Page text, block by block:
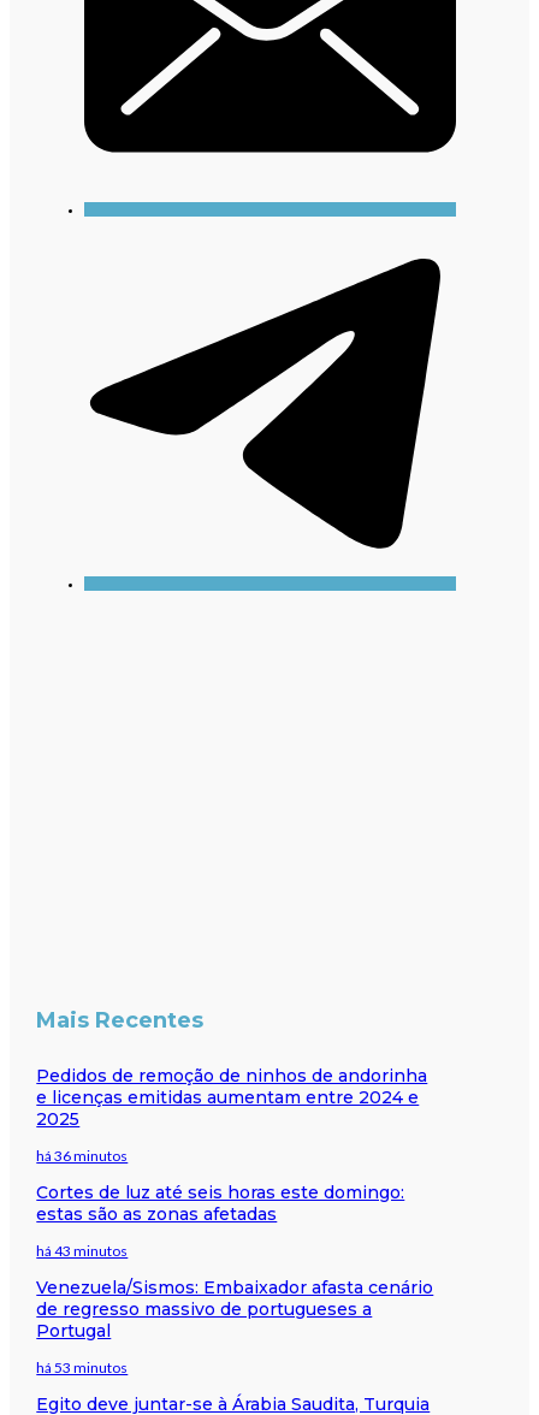
Mais Recentes
Pedidos de remoção de ninhos de andorinha
e licenças emitidas aumentam entre 2024 e
2025
há 36 minutos
Cortes de luz até seis horas este domingo:
estas são as zonas afetadas
há 43 minutos
Venezuela/Sismos: Embaixador afasta cenário
de regresso massivo de portugueses a
Portugal
há 53 minutos
Egito deve juntar-se à Árabia Saudita, Turquia